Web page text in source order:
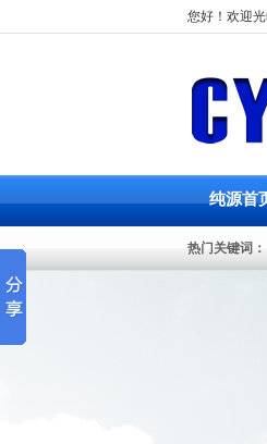
您好！欢迎
纯源首
热门关键词：